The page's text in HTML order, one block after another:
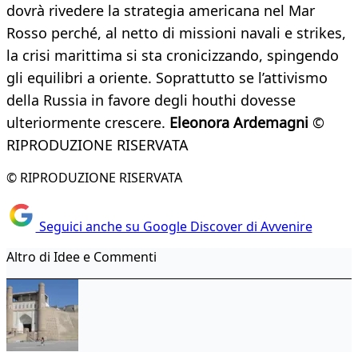
dovrà rivedere la strategia americana nel Mar
Rosso perché, al netto di missioni navali e strikes,
la crisi marittima si sta cronicizzando, spingendo
gli equilibri a oriente. Soprattutto se l’attivismo
della Russia in favore degli houthi dovesse
ulteriormente crescere. Eleonora Ardemagni ©
RIPRODUZIONE RISERVATA
© RIPRODUZIONE RISERVATA
Seguici anche su Google Discover di Avvenire
Altro di Idee e Commenti